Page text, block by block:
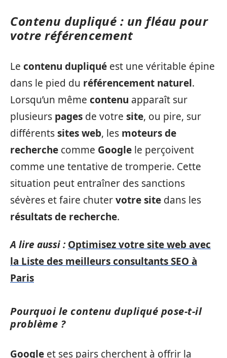
Contenu dupliqué : un fléau pour
votre référencement
Le contenu dupliqué est une véritable épine
dans le pied du référencement naturel.
Lorsqu’un même contenu apparaît sur
plusieurs pages de votre site, ou pire, sur
différentssites web, les moteurs de
recherche comme Google le perçoivent
comme une tentative de tromperie. Cette
situation peut entraîner des sanctions
sévères et faire chutervotre site dans les
résultats de recherche.
A lire aussi : Optimisez votre site web avec
la Liste des meilleurs consultants SEO à
Paris
Pourquoi le contenu dupliqué pose-t-il
problème ?
Google et ses pairs cherchent à offrir la